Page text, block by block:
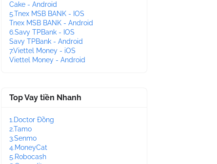
Cake - Android
5.Tnex MSB BANK - IOS
Tnex MSB BANK - Android
6.Savy TPBank - IOS
Savy TPBank - Android
7.Viettel Money - iOS
Viettel Money - Android
Top Vay tiền Nhanh
1.Doctor Đồng
2.Tamo
3.Senmo
4.MoneyCat
5.Robocash